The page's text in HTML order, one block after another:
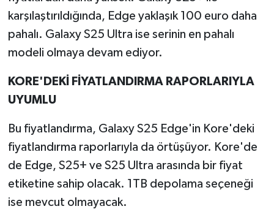
karşılaştırıldığında, Edge yaklaşık 100 euro daha
pahalı. Galaxy S25 Ultra ise serinin en pahalı
modeli olmaya devam ediyor.
KORE'DEKİ FİYATLANDIRMA RAPORLARIYLA
UYUMLU
Bu fiyatlandırma, Galaxy S25 Edge'in Kore'deki
fiyatlandırma raporlarıyla da örtüşüyor. Kore'de
de Edge, S25+ ve S25 Ultra arasında bir fiyat
etiketine sahip olacak. 1TB depolama seçeneği
ise mevcut olmayacak.